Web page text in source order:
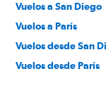
Vuelos a San Diego
Vuelos a París
Vuelos desde San
Vuelos desde París